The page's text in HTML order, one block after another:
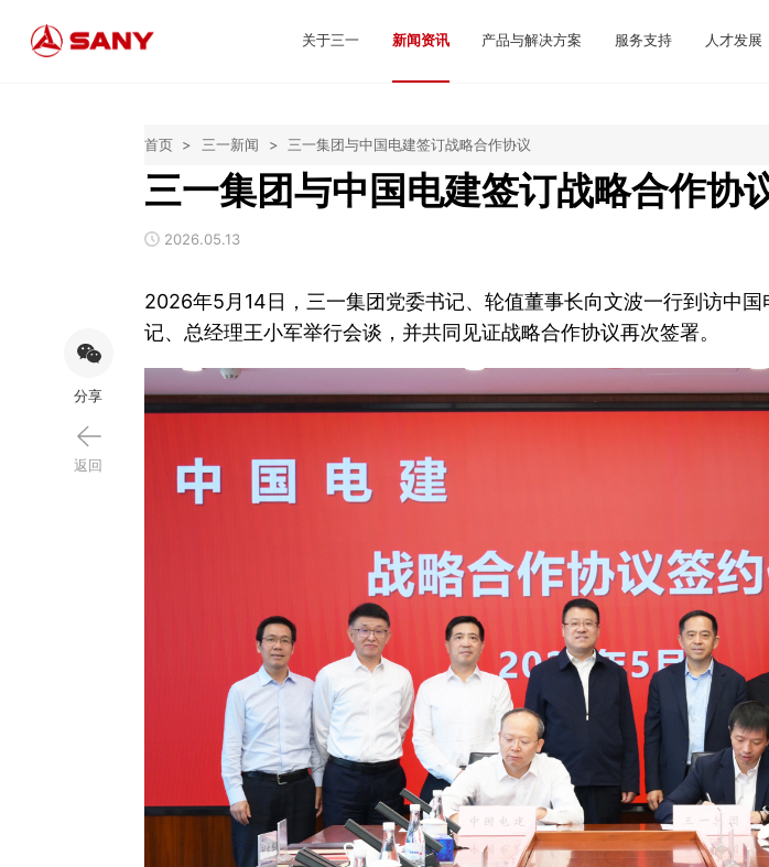
关于三一 新闻资讯 产品与解决方案 服务支持 人才发展
首页 > 三一新闻 > 三一集团与中国电建签订战略合作协议
三一集团与中国电建签订战略合作协
2026.05.13
2026年5月14日，三一集团党委书记、轮值董事长向文波一行到访中
记、总经理王小军举行会谈，并共同见证战略合作协议再次签署。
分享
返回